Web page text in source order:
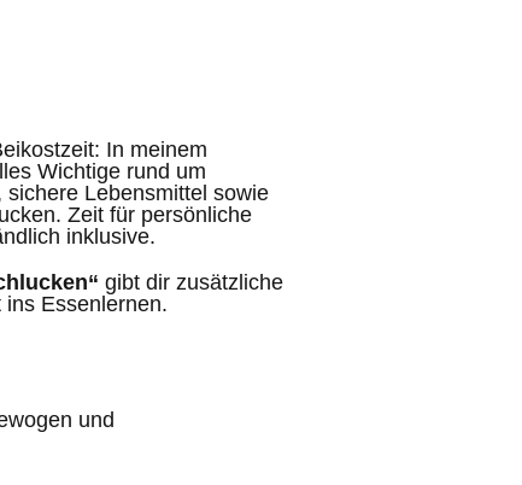
In meinem
Wichtige rund um
Lebensmittel sowie
Zeit für persönliche
inklusive.
gibt dir zusätzliche
Essenlernen.
und